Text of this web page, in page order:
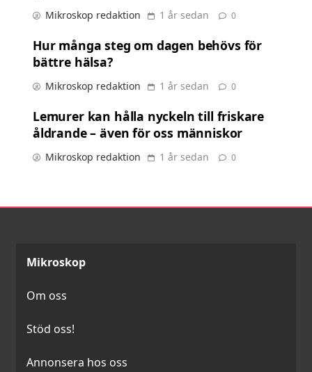
Mikroskop redaktion 1 år sedan 0
Hur många steg om dagen behövs för
bättre hälsa?
Mikroskop redaktion 1 år sedan 0
Lemurer kan hålla nyckeln till friskare
åldrande – även för oss människor
Mikroskop redaktion 1 år sedan 0
Mikroskop
Om oss
Stöd oss!
Annonsera hos oss